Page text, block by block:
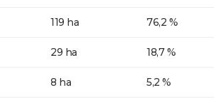
119 ha 76,2 %
29 ha 18,7 %
8 ha 5,2 %